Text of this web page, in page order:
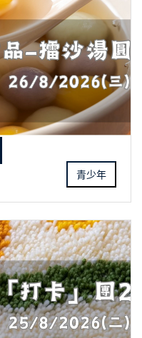
青少年